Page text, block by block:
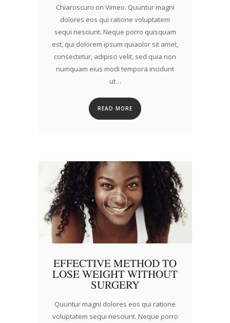
Chiaroscuro on Vimeo. Quuntur magni
dolores eos qui ratione voluptatem
sequi nesciunt. Neque porro quisquam
est, qui dolorem ipsum quiaolor sit amet,
consectetur, adipisci velit, sed quia non
numquam eius modi tempora incidunt
ut…
READ MORE
EFFECTIVE METHOD TO
LOSE WEIGHT WITHOUT
SURGERY
Quuntur magni dolores eos qui ratione
voluptatem sequi nesciunt. Neque porro